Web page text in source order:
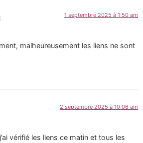
1 septembre 2025 à 1:50 am
malheureusement les liens ne sont
2 septembre 2025 à 10:06 am
vérifié les liens ce matin et tous les